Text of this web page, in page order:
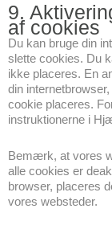
9.
af cookies
Du kan bruge din
slette cookies. Du
ikke placeres. En
din
cookie placeres.
instruktionerne i
Bemærk, at vores
alle cookies er
browser, placeres
vores websteder.